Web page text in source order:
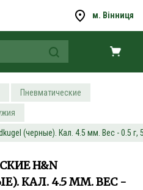
м. Вінниця
Пневматические
(черные). Кал. 4.5 мм. Вес - 0.5 г,
H&N
КАЛ. 4.5 ММ. ВЕС -